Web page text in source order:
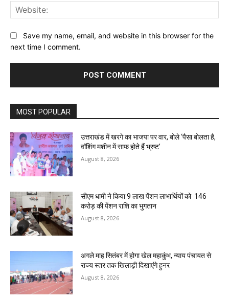
Save my name, email, and website in this browser for the
next time I comment.
MOST POPULAR
उत्तराखंड में खरगे का भाजपा पर वार, बोले ‘पैसा बोलता है,
वॉशिंग मशीन में साफ होते हैं भ्रष्ट’
August 8, 2026
सीएम धामी ने किया 9 लाख पेंशन लाभार्थियों को ₹ 146
करोड़ की पेंशन राशि का भुगतान
August 8, 2026
अगले माह सितंबर में होगा खेल महाकुंभ, न्याय पंचायत से
राज्य स्तर तक खिलाड़ी दिखाएंगे हुनर
August 8, 2026